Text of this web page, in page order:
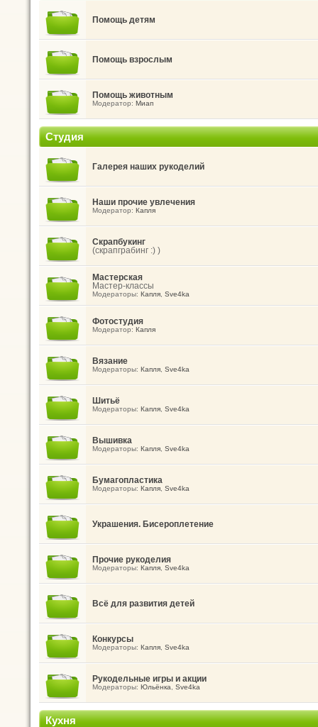
Помощь детям
Помощь взрослым
Помощь животным
Модератор: Миап
Студия
Галерея наших рукоделий
Наши прочие увлечения
Модератор: Капля
Скрапбукинг
(скрапграбинг :) )
Мастерская
Мастер-классы
Модераторы: Капля, Sve4ka
Фотостудия
Модератор: Капля
Вязание
Модераторы: Капля, Sve4ka
Шитьё
Модераторы: Капля, Sve4ka
Вышивка
Модераторы: Капля, Sve4ka
Бумагопластика
Модераторы: Капля, Sve4ka
Украшения. Бисероплетение
Прочие рукоделия
Модераторы: Капля, Sve4ka
Всё для развития детей
Конкурсы
Модераторы: Капля, Sve4ka
Рукодельные игры и акции
Модераторы: Юльёнка Sve4ka
Кухня